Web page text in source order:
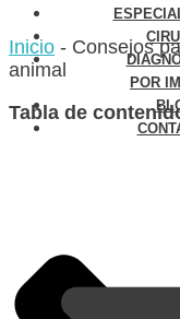
POR
Inicio - Consejos
animal
Tabla de